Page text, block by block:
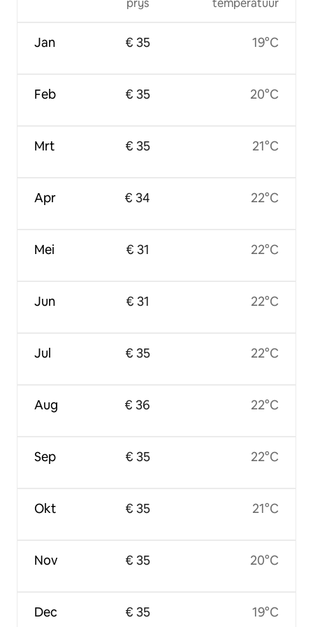
Jan
Feb
Mrt
Apr
Mei
Jun
Jul
Aug
Sep
Okt
Nov
Dec
prijs
€ 35
€ 35
€ 35
€ 34
€ 31
€ 31
€ 35
€ 36
€ 35
€ 35
€ 35
€ 35
temperatuur
19°C
20°C
21°C
22°C
22°C
22°C
22°C
22°C
22°C
21°C
20°C
19°C